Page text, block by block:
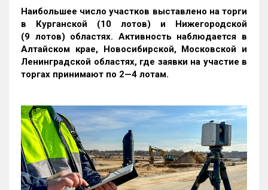
Наибольшее число участков выставлено на торги
в Курганской (10 лотов) и Нижегородской
(9 лотов) областях. Активность наблюдается в
Алтайском крае, Новосибирской, Московской и
Ленинградской областях, где заявки на участие в
торгах принимают по 2—4 лотам.